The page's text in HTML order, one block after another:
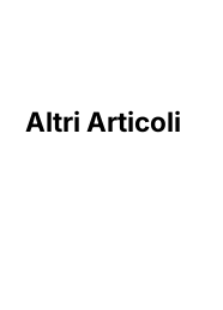
Altri Articoli